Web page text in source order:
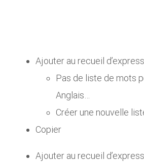
Ajouter au recueil
Pas de liste de mots
Anglais…
Créer une nouvelle
Copier
Ajouter au recueil